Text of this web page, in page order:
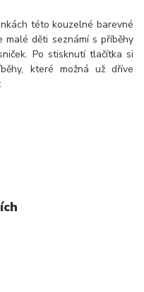
této kouzelné barevné
malé děti seznámí s příběhy
Po stisknutí tlačítka si
které možná už dříve